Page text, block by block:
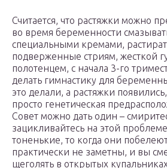
Считается, что растяжки можно
во время беременности
специальными кремами,
подверженные стриям, жесткой
полотенцем, с начала 3-го
делать гимнастику для
это делали, а растяжки
просто генетическая
Совет можно дать один –
зацикливайтесь на этой
тоненькие, то когда они
практически не заметны, и вы
щеголять в открытых